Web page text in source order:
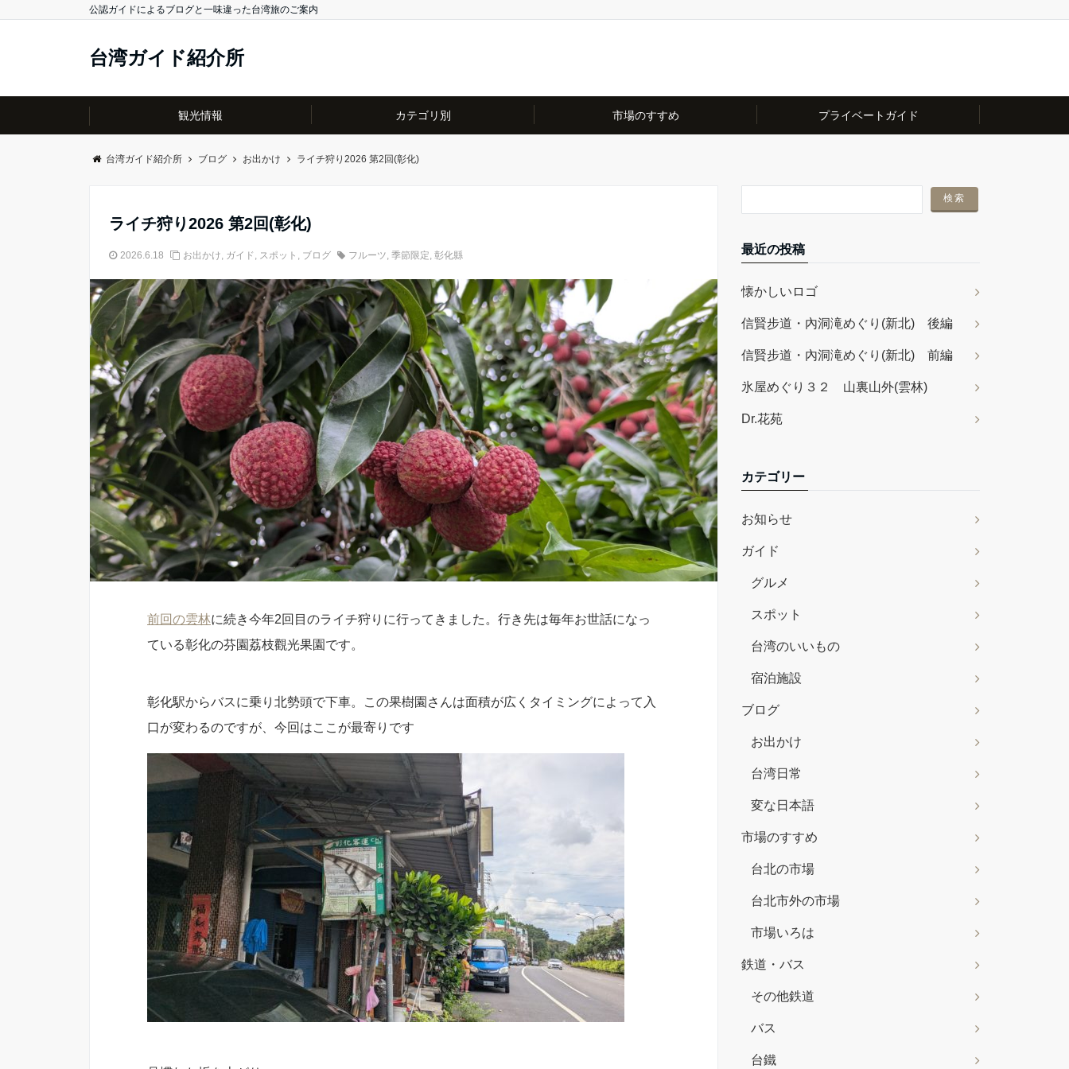
公認ガイドによるブログと一味違った台湾旅のご案内
台湾ガイド紹介所
観光情報 カテゴリ別 市場のすすめ プライベートガイド
台湾ガイド紹介所 ブログ お出かけ ライチ狩り2026 第2回(彰化)
ライチ狩り2026 第2回(彰化)
2026.6.18 お出かけ, ガイド , スポット , ブログ フルーツ, 季節限定, 彰化縣
前回の雲林に続き今年2回目のライチ狩りに行ってきました。行き先は毎年お世話になっ
ている彰化の芬園荔枝觀光果園です。
彰化駅からバスに乗り北勢頭で下車。この果樹園さんは面積が広くタイミングによって入
口が変わるのですが、今回はここが最寄りです
最近の投稿
懐かしいロゴ
信賢步道・內洞滝めぐり(新北) 後編
信賢步道・內洞滝めぐり(新北) 前編
氷屋めぐり３２ 山裏山外(雲林)
Dr.花苑
カテゴリー
お知らせ
ガイド
グルメ
スポット
台湾のいいもの
宿泊施設
ブログ
お出かけ
台湾日常
変な日本語
市場のすすめ
台北の市場
台北市外の市場
市場いろは
鉄道・バス
その他鉄道
バス
台鐵